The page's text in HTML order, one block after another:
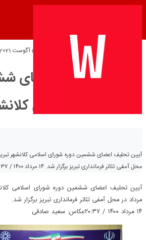
تاریخ انتشار:
آیین تحلیف اعضای
شورای اسلامی
محل آمفی تئاتر فرمانداری تبریز برگزار شد. ۱۴ مرداد ۱۴۰۰ / ۲۰:۳۷عکاس: سعید صادقی
مرداد در محل آمفی تئاتر فرمانداری تبریز برگزار شد.
۱۴ مرداد ۱۴۰۰ / ۲۰:۳۷
عکاس: سعید صادقی